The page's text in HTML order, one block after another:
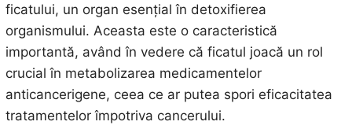
ficatului, un organ esențial în detoxifierea
organismului. Aceasta este o caracteristică
importantă, având în vedere că ficatul joacă un rol
crucial în metabolizarea medicamentelor
anticancerigene, ceea ce ar putea spori eficacitatea
tratamentelor împotriva cancerului.